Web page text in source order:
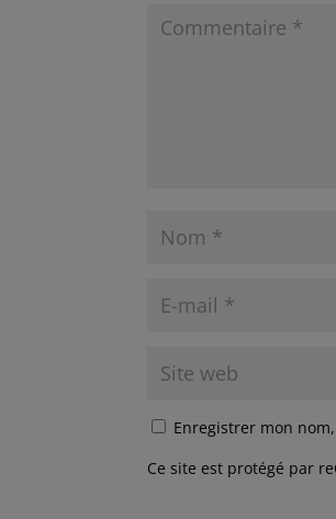
Enregistrer mon
Ce site est protégé par